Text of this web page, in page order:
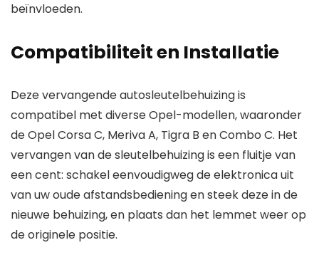
beïnvloeden.
Compatibiliteit en Installatie
Deze vervangende autosleutelbehuizing is
compatibel met diverse Opel-modellen, waaronder
de Opel Corsa C, Meriva A, Tigra B en Combo C. Het
vervangen van de sleutelbehuizing is een fluitje van
een cent: schakel eenvoudigweg de elektronica uit
van uw oude afstandsbediening en steek deze in de
nieuwe behuizing, en plaats dan het lemmet weer op
de originele positie.